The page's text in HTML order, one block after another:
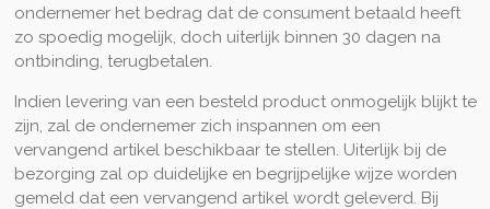
ondernemer het bedrag dat de consument betaald heeft
zo spoedig mogelijk, doch uiterlijk binnen 30 dagen na
ontbinding, terugbetalen.
Indien levering van een besteld product onmogelijk blijkt te
zijn, zal de ondernemer zich inspannen om een
vervangend artikel beschikbaar te stellen. Uiterlijk bij de
bezorging zal op duidelijke en begrijpelijke wijze worden
gemeld dat een vervangend artikel wordt geleverd. Bij